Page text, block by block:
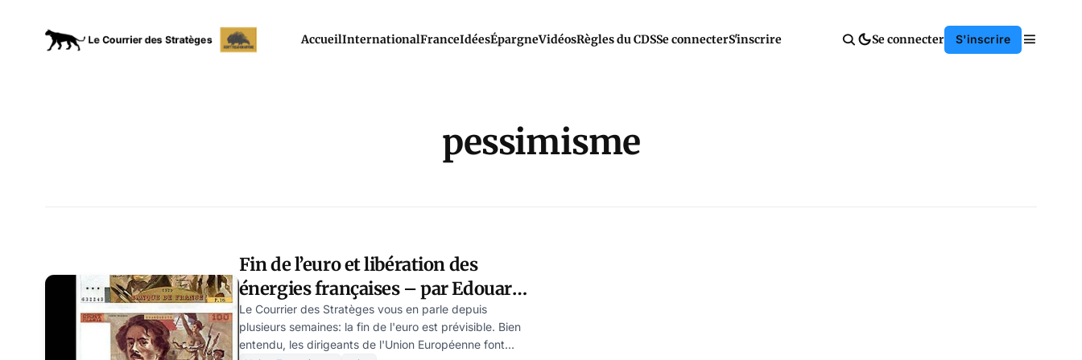
AccueilInternationalFranceIdéesÉpargneVidéosRègles du CDSSe connecterS'inscrire Se connecter S'inscrire
pessimisme
Fin de l’euro et libération des
énergies françaises – par Edouard
Husson
Le Courrier des Stratèges vous en parle depuis
plusieurs semaines: la fin de l'euro est prévisible. Bien
entendu, les dirigeants de l'Union Européenne font